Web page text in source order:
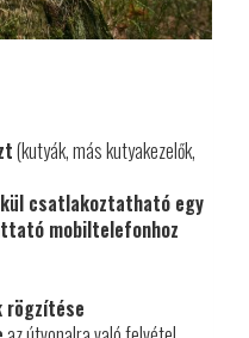
(kutyák, más kutyakezelők,
csatlakoztatható egy
mobiltelefonhoz
rögzítése